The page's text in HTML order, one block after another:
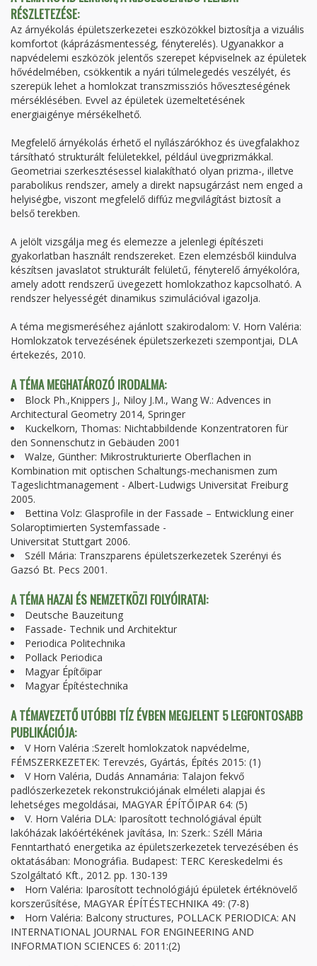
RÉSZLETEZÉSE:
Az árnyékolás épületszerkezetei eszközökkel biztosítja a vizuális
komfortot (káprázásmentesség, fényterelés). Ugyanakkor a
napvédelemi eszközök jelentős szerepet képviselnek az épületek
hővédelmében, csökkentik a nyári túlmelegedés veszélyét, és
szerepük lehet a homlokzat transzmissziós hőveszteségének
mérséklésében. Evvel az épületek üzemeltetésének
energiaigénye mérsékelhető.
Megfelelő árnyékolás érhető el nyílászárókhoz és üvegfalakhoz
társítható strukturált felületekkel, például üvegprizmákkal.
Geometriai szerkesztésessel kialakítható olyan prizma-, illetve
parabolikus rendszer, amely a direkt napsugárzást nem enged a
helyiségbe, viszont megfelelő diffúz megvilágítást biztosít a
belső terekben.
A jelölt vizsgálja meg és elemezze a jelenlegi építészeti
gyakorlatban használt rendszereket. Ezen elemzésből kiindulva
készítsen javaslatot strukturált felületű, fényterelő árnyékolóra,
amely adott rendszerű üvegezett homlokzathoz kapcsolható. A
rendszer helyességét dinamikus szimulációval igazolja.
A téma megismeréséhez ajánlott szakirodalom: V. Horn Valéria:
Homlokzatok tervezésének épületszerkezeti szempontjai, DLA
értekezés, 2010.
A TÉMA MEGHATÁROZÓ IRODALMA:
Block Ph.,Knippers J., Niloy J.M., Wang W.: Advences in
Architectural Geometry 2014, Springer
Kuckelkorn, Thomas: Nichtabbildende Konzentratoren für
den Sonnenschutz in Gebäuden 2001
Walze, Günther: Mikrostrukturierte Oberflachen in
Kombination mit optischen Schaltungs-mechanismen zum
Tageslichtmanagement - Albert-Ludwigs Universitat Freiburg
2005.
Bettina Volz: Glasprofile in der Fassade – Entwicklung einer
Solaroptimierten Systemfassade -
Universitat Stuttgart 2006.
Széll Mária: Transzparens épületszerkezetek Szerényi és
Gazsó Bt. Pecs 2001.
A TÉMA HAZAI ÉS NEMZETKÖZI FOLYÓIRATAI:
Deutsche Bauzeitung
Fassade- Technik und Architektur
Periodica Politechnika
Pollack Periodica
Magyar Építőipar
Magyar Építéstechnika
A TÉMAVEZETŐ UTÓBBI TÍZ ÉVBEN MEGJELENT 5 LEGFONTOSABB
PUBLIKÁCIÓJA:
V Horn Valéria :Szerelt homlokzatok napvédelme,
FÉMSZERKEZETEK: Terevzés, Gyártás, Építés 2015: (1)
V Horn Valéria, Dudás Annamária: Talajon fekvő
padlószerkezetek rekonstrukciójának elméleti alapjai és
lehetséges megoldásai, MAGYAR ÉPÍTŐIPAR 64: (5)
V. Horn Valéria DLA: Iparosított technológiával épült
lakóházak lakóértékének javítása, In: Szerk.: Széll Mária
Fenntartható energetika az épületszerkezetek tervezésében és
oktatásában: Monográfia. Budapest: TERC Kereskedelmi és
Szolgáltató Kft., 2012. pp. 130-139
Horn Valéria: Iparosított technológiájú épületek értéknövelő
korszerűsítése, MAGYAR ÉPÍTÉSTECHNIKA 49: (7-8)
Horn Valéria: Balcony structures, POLLACK PERIODICA: AN
INTERNATIONAL JOURNAL FOR ENGINEERING AND
INFORMATION SCIENCES 6: 2011:(2)